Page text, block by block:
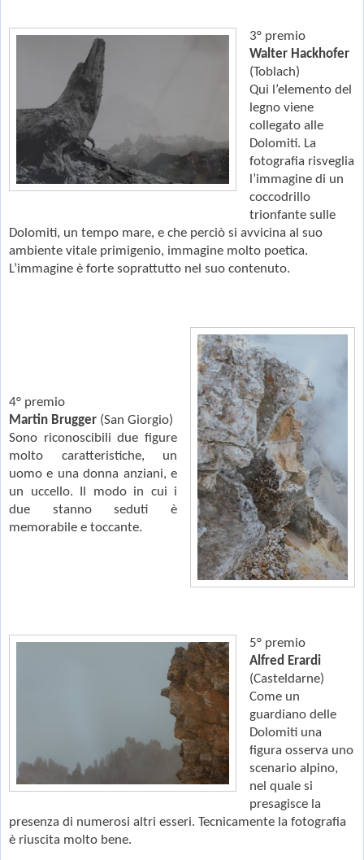
3° premio
Walter Hackhofer
(Toblach)
Qui l’elemento del
legno viene
collegato alle
Dolomiti. La
fotografia risveglia
l’immagine di un
coccodrillo
trionfante sulle
Dolomiti, un tempo mare, e che perciò si avvicina al suo
ambiente vitale primigenio, immagine molto poetica.
L’immagine è forte soprattutto nel suo contenuto.
4° premio
Martin Brugger (San Giorgio)
Sono riconoscibili due figure
molto caratteristiche, un
uomo e una donna anziani, e
un uccello. Il modo in cui i
due stanno seduti è
memorabile e toccante.
5° premio
Alfred Erardi
(Casteldarne)
Come un
guardiano delle
Dolomiti una
figura osserva uno
scenario alpino,
nel quale si
presagisce la
presenza di numerosi altri esseri. Tecnicamente la fotografia
è riuscita molto bene.